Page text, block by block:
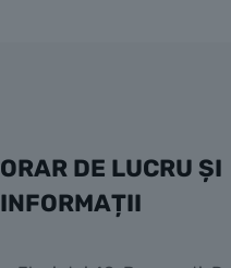
ORAR DE LUCRU ȘI
INFORMAȚII